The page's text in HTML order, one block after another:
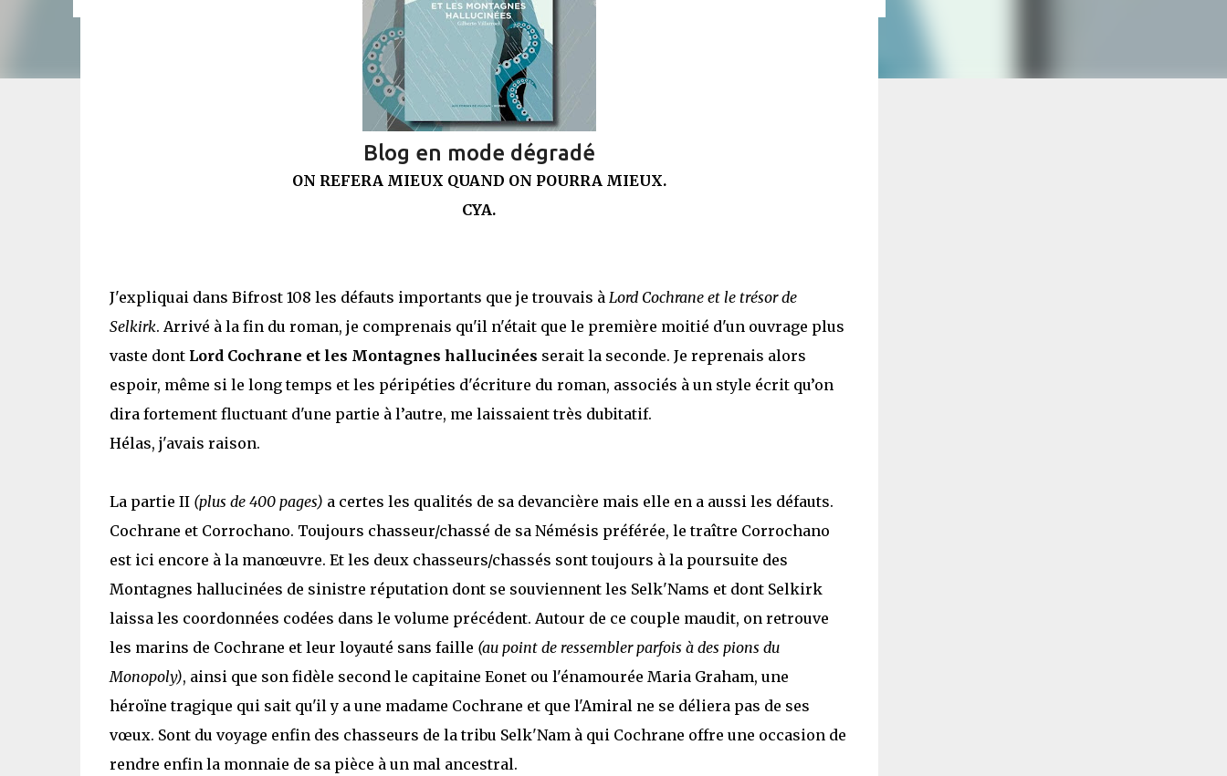
Blog en mode dégradé
ON REFERA MIEUX QUAND ON POURRA MIEUX.
CYA.
J'expliquai dans Bifrost 108 les défauts importants que je trouvais à Lord Cochrane et le trésor de
Selkirk. Arrivé à la fin du roman, je comprenais qu'il n'était que le première moitié d'un ouvrage plus
vaste dont Lord Cochrane et les Montagnes hallucinées serait la seconde. Je reprenais alors
espoir, même si le long temps et les péripéties d'écriture du roman, associés à un style écrit qu’on
dira fortement fluctuant d'une partie à l’autre, me laissaient très dubitatif.
Hélas, j'avais raison.
La partie II (plus de 400 pages) a certes les qualités de sa devancière mais elle en a aussi les défauts.
Cochrane et Corrochano. Toujours chasseur/chassé de sa Némésis préférée, le traître Corrochano
est ici encore à la manœuvre. Et les deux chasseurs/chassés sont toujours à la poursuite des
Montagnes hallucinées de sinistre réputation dont se souviennent les Selk'Nams et dont Selkirk
laissa les coordonnées codées dans le volume précédent. Autour de ce couple maudit, on retrouve
les marins de Cochrane etleur loyauté sans faille (au point de ressembler parfois à des pions du
Monopoly), ainsi que son fidèle second le capitaine Eonet ou l'énamourée Maria Graham, une
héroïne tragique qui sait qu'il y a une madame Cochrane et que l'Amiral ne se déliera pas de ses
vœux. Sont du voyage enfin des chasseurs de la tribu Selk'Nam à qui Cochrane offre une occasion de
rendre enfin la monnaie de sa pièce à un mal ancestral.